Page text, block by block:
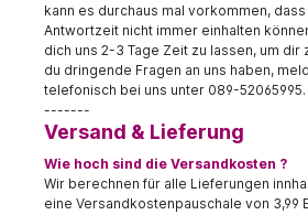
kann es durchaus mal vorkommen,
Antwortzeit nicht immer einhalten
dich uns 2-3 Tage Zeit zu lassen, um dir
du dringende Fragen an uns haben,
telefonisch bei uns unter 089-52065995.
-------
Versand & Lieferung
Wie hoch sind die Versandkosten ?
Wir berechnen für alle Lieferungen
eine Versandkostenpauschale von 3,99